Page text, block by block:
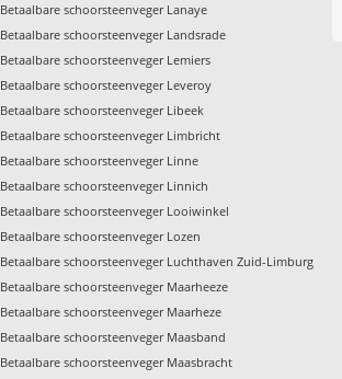
Betaalbare schoorsteenveger Lanaye
Betaalbare schoorsteenveger Landsrade
Betaalbare schoorsteenveger Lemiers
Betaalbare schoorsteenveger Leveroy
Betaalbare schoorsteenveger Libeek
Betaalbare schoorsteenveger Limbricht
Betaalbare schoorsteenveger Linne
Betaalbare schoorsteenveger Linnich
Betaalbare schoorsteenveger Looiwinkel
Betaalbare schoorsteenveger Lozen
Betaalbare schoorsteenveger Luchthaven Zuid-Limburg
Betaalbare schoorsteenveger Maarheeze
Betaalbare schoorsteenveger Maarheze
Betaalbare schoorsteenveger Maasband
Betaalbare schoorsteenveger Maasbracht